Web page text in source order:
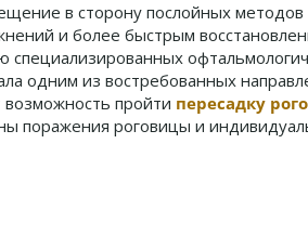
в сторону послойных методов
и более быстрым
специализированных
одним из востребованных
пройти пересадку
поражения роговицы и